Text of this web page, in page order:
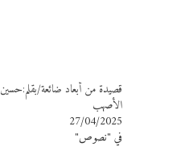
قصيدة من أبعاد ضائعة/بقلم:حسين
الأصهب
27/04/2025
في "نصوص"